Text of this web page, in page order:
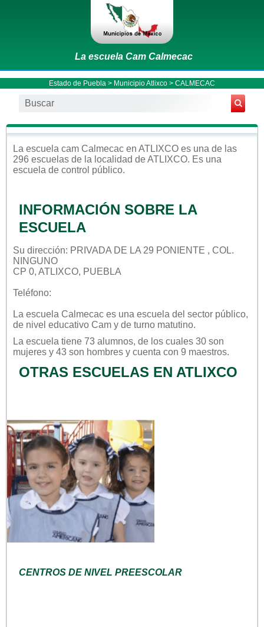
La escuela Cam Calmecac
Estado de Puebla > Municipio Atlixco > CALMECAC
La escuela cam Calmecac en ATLIXCO es una de las
296 escuelas de la localidad deATLIXCO. Es una
escuela de control público.
INFORMACIÓN SOBRE LA
ESCUELA
Su dirección: PRIVADA DE LA 29 PONIENTE , COL.
NINGUNO
CP 0, ATLIXCO, PUEBLA
Teléfono:
La escuela Calmecac es una escuela del sector público,
de nivel educativo Cam y de turno matutino.
La escuela tiene 73 alumnos, de los cuales 30 son
mujeres y 43 son hombres y cuenta con 9 maestros.
OTRAS ESCUELAS EN ATLIXCO
CENTROS DE NIVEL PREESCOLAR